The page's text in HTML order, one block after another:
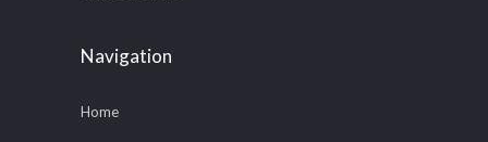
Navigation
Home